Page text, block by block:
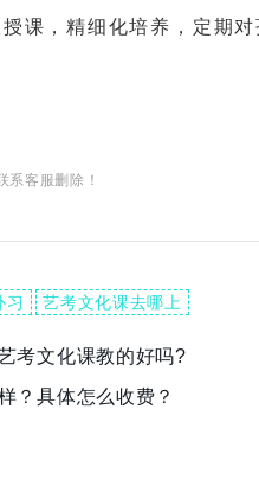
课，精细化培养，定期
客服删除！
习 艺考文化课去哪上
考文化课教的好吗?
？具体怎么收费？